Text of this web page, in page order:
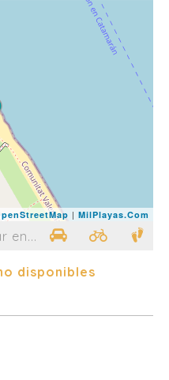
| MilPlayas.Com
en...
disponibles